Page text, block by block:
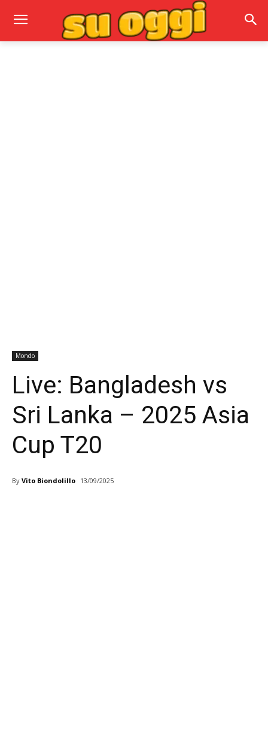
Mondo
Live: Bangladesh vs
Sri Lanka – 2025 Asia
Cup T20
By Vito Biondolillo 13/09/2025